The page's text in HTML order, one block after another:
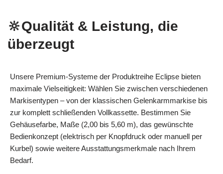
🔆Qualität & Leistung, die
überzeugt
Unsere Premium-Systeme der Produktreihe Eclipse bieten
maximale Vielseitigkeit: Wählen Sie zwischen verschiedenen
Markisentypen – von der klassischen Gelenkarmmarkise bis
zur komplett schließenden Vollkassette. Bestimmen Sie
Gehäusefarbe, Maße (2,00 bis 5,60 m), das gewünschte
Bedienkonzept (elektrisch per Knopfdruck oder manuell per
Kurbel) sowie weitere Ausstattungsmerkmale nach Ihrem
Bedarf.